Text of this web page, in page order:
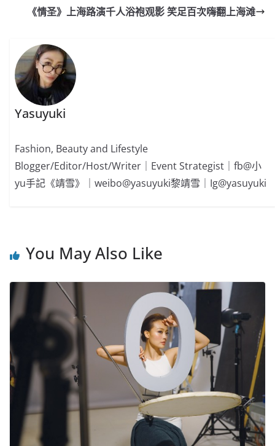
o
k
b p n
《情圣》上海路演千人浴袍观影 笑足百次嗨翻上海滩
Yasuyuki
Fashion, Beauty and Lifestyle
Blogger/Editor/Host/Writer｜Event Strategist｜fb@小
yu手記《靖雪》｜weibo@yasuyuki黎靖雪｜Ig@yasuyuki
You May Also Like